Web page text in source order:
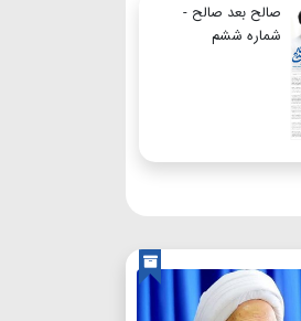
صالح بعد صالح -
شماره ششم